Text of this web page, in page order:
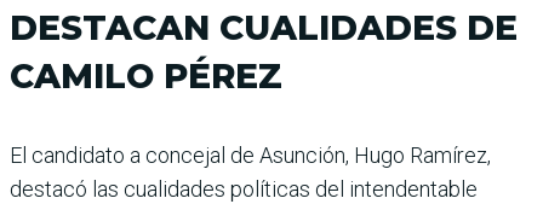
DESTACAN CUALIDADES DE
CAMILO PÉREZ
El candidato a concejal de Asunción, Hugo Ramírez,
destacó las cualidades políticas del intendentable